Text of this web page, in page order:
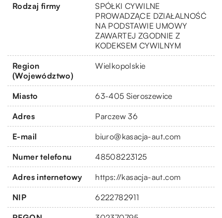
Rodzaj firmy
SPÓŁKI CYWILNE
PROWADZĄCE DZIAŁALNOŚĆ
NA PODSTAWIE UMOWY
ZAWARTEJ ZGODNIE Z
KODEKSEM CYWILNYM
Region
(Województwo)
Wielkopolskie
Miasto 63-405 Sieroszewice
Adres Parczew 36
E-mail biuro@kasacja-aut.com
Numer telefonu 48508223125
Adres internetowy https://kasacja-aut.com
NIP 6222782911